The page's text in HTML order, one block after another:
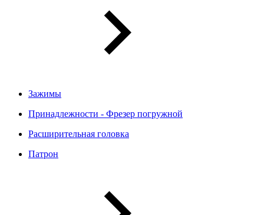
Зажимы
Принадлежности - Фрезер погружной
Расширительная головка
Патрон